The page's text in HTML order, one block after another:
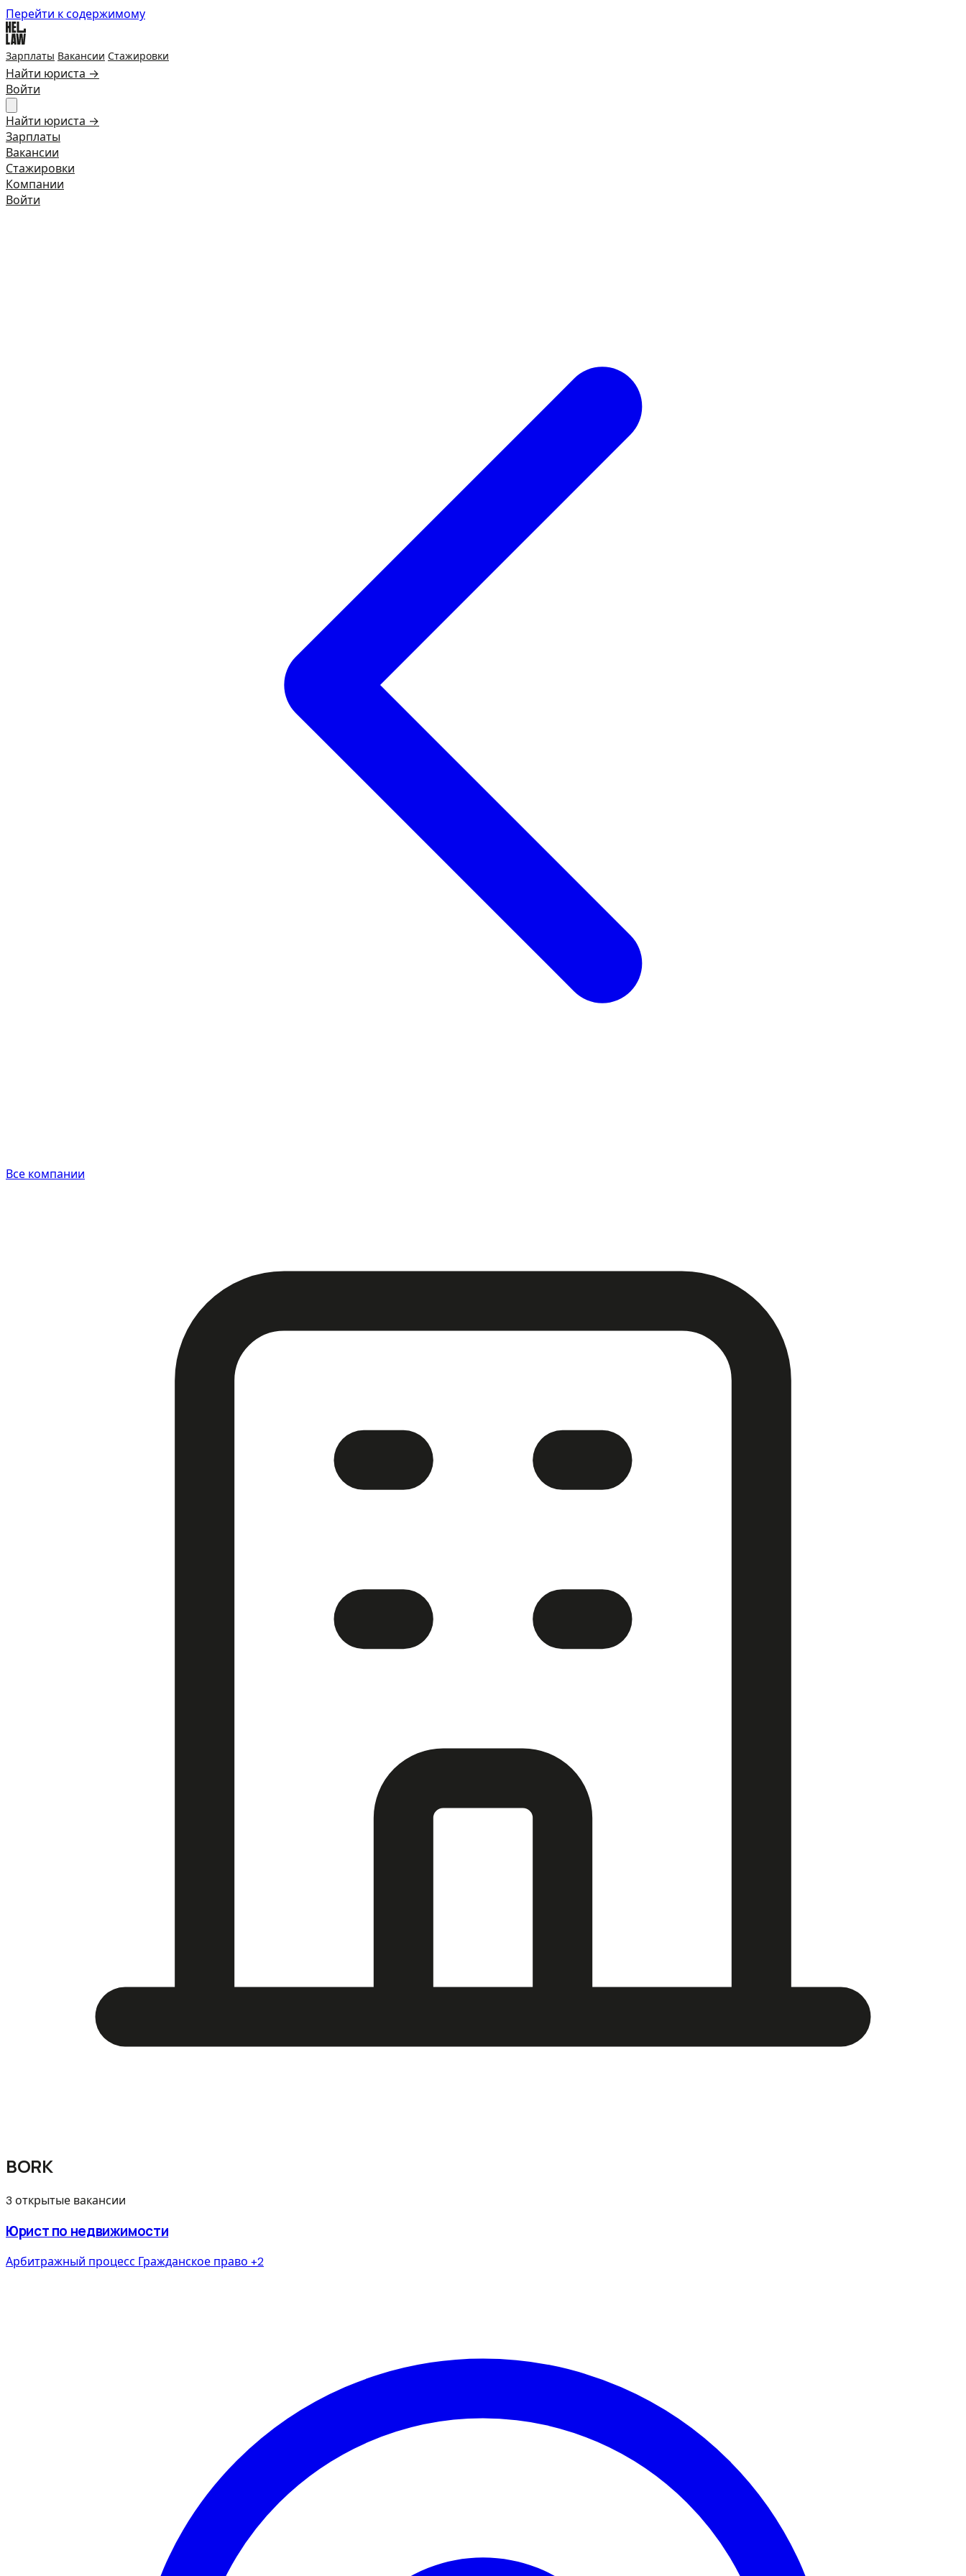
Перейти к содержимому
Зарплаты Вакансии Стажировки
Найти юриста →
Войти
Найти юриста →
Зарплаты
Вакансии
Стажировки
Компании
Войти
Все компании
BORK
3 открытые вакансии
Юрист по недвижимости
Арбитражный процесс Гражданское право +2